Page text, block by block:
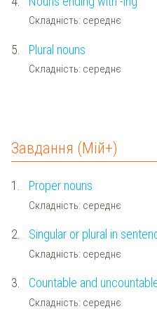
Складність: середнє
5. Plural nouns
Складність: середнє
Завдання (Мій+)
1. Proper nouns
Складність: середнє
2. Singular or plural in
Складність: середнє
3. Countable and
Складність: середнє